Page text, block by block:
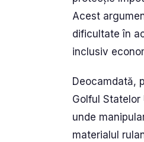
Acest
dificultate în
inclusiv
Deocamdată,
Golful
unde
materialul